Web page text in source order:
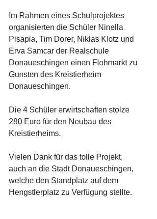
Im Rahmen eines Schulprojektes
organisierten die Schüler Ninella
Pisapia, Tim Dorer, Niklas Klotz und
Erva Samcar der Realschule
Donaueschingen einen Flohmarkt zu
Gunsten des Kreistierheim
Donaueschingen.
Die 4 Schüler erwirtschaften stolze
280 Euro für den Neubau des
Kreistierheims.
Vielen Dank für das tolle Projekt,
auch an die Stadt Donaueschingen,
welche den Standplatz auf dem
Hengstlerplatz zu Verfügung stellte.